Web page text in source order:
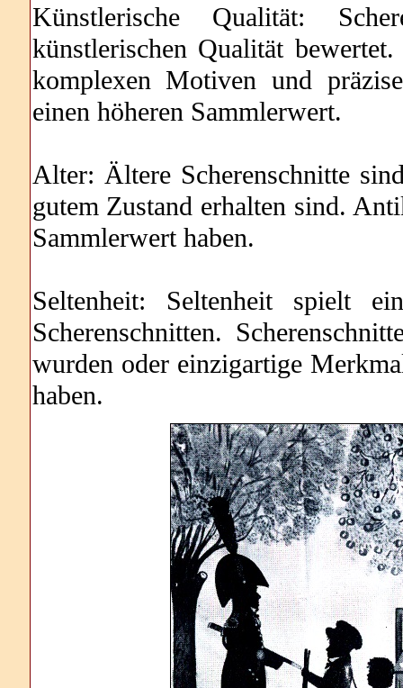
Künstlerische Qualität:
künstlerischen Qualität
komplexen Motiven und
einen höheren Sammlerwert.
Alter: Ältere Scherenschnitte
gutem Zustand erhalten sind.
Sammlerwert haben.
Seltenheit: Seltenheit spielt
Scherenschnitten.
wurden oder einzigartige
haben.